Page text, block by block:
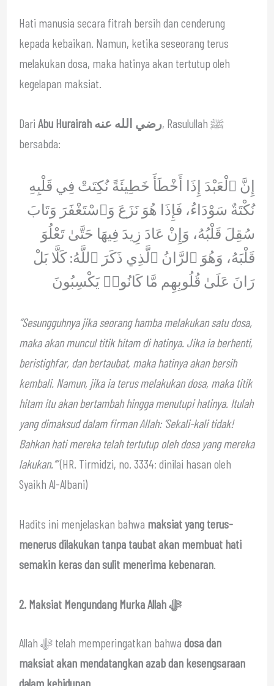
Hati manusia secara fitrah bersih dan cenderung
kepada kebaikan. Namun, ketika seseorang terus
melakukan dosa, maka hatinya akan tertutup oleh
kegelapan maksiat.
Dari Abu Hurairah رضي الله عنه, Rasulullah ﷺ
bersabda:
إِنَّ ٱلْعَبْدَ إِذَا أَخْطَأَ خَطِيئَةً نُكِتَتْ فِي قَلْبِهِ
نُكْتَةٌ سَوْدَاءُ، فَإِذَا هُوَ نَزَعَ وَٱسْتَغْفَرَ وَتَابَ
سُقِلَ قَلْبُهُ، وَإِنْ عَادَ زِيدَ فِيهَا حَتَّىٰ تَعْلُوَ
قَلْبَهُ، وَهُوَ ٱلرَّانُ ٱلَّذِي ذَكَرَ ٱللَّهُ: كَلَّا بَلْ
رَانَ عَلَىٰ قُلُوبِهِم مَّا كَانُوا۟ يَكْسِبُونَ
“Sesungguhnya jika seorang hamba melakukan satu dosa,
maka akan muncul titik hitam di hatinya. Jika ia berhenti,
beristighfar, dan bertaubat, maka hatinya akan bersih
kembali. Namun, jika ia terus melakukan dosa, maka titik
hitam itu akan bertambah hingga menutupi hatinya. Itulah
yang dimaksud dalam firman Allah: ‘Sekali-kali tidak!
Bahkan hati mereka telah tertutup oleh dosa yang mereka
lakukan.’”(HR. Tirmidzi, no. 3334; dinilai hasan oleh
Syaikh Al-Albani)
Hadits ini menjelaskan bahwa maksiat yang terus-
menerus dilakukan tanpa taubat akan membuat hati
semakin keras dan sulit menerima kebenaran.
2. Maksiat Mengundang Murka Allah ﷻ
Allah ﷻ telah memperingatkan bahwa dosa dan
maksiat akan mendatangkan azab dan kesengsaraan
dalam kehidupan.